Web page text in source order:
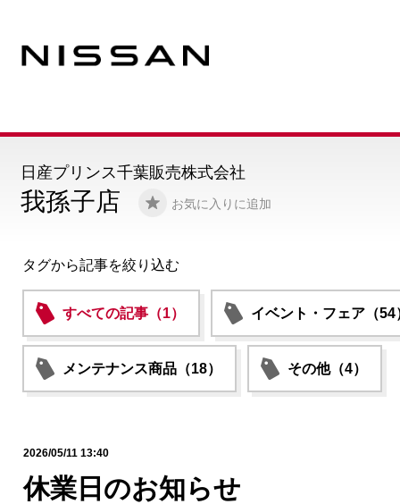
我孫子店 お気に入りに追加
日産プリンス千葉販売株式会社
タグから記事を絞り込む
すべての記事（1） イベント・フェア（54
メンテナンス商品（18） その他（4）
2026/05/11 13:40
休業日のお知らせ